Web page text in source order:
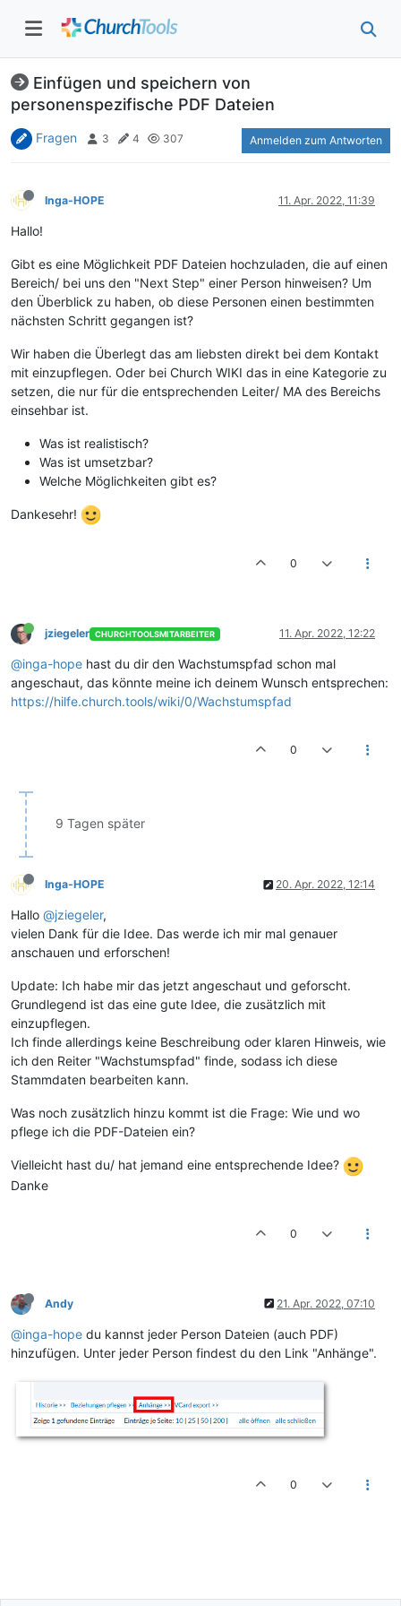
Einfügen und speichern von
personenspezifische PDF Dateien
Fragen 3 4 307 Anmelden zum Antworten
Inga-HOPE 11. Apr. 2022, 11:39
Hallo!
Gibt es eine Möglichkeit PDF Dateien hochzuladen, die auf einen
Bereich/ bei uns den "Next Step" einer Person hinweisen? Um
den Überblick zu haben, ob diese Personen einen bestimmten
nächsten Schritt gegangen ist?
Wir haben die Überlegt das am liebsten direkt bei dem Kontakt
mit einzupflegen. Oder bei Church WIKI das in eine Kategorie zu
setzen, die nur für die entsprechenden Leiter/ MA des Bereichs
einsehbar ist.
Was ist realistisch?
Was ist umsetzbar?
Welche Möglichkeiten gibt es?
Dankesehr!
0
jziegeler CHURCHTOOLSMITARBEITER 11. Apr. 2022, 12:22
@inga-hope hast du dir den Wachstumspfad schon mal
angeschaut, das könnte meine ich deinem Wunsch entsprechen:
https://hilfe.church.tools/wiki/0/Wachstumspfad
0
9 Tagen später
Inga-HOPE 20. Apr. 2022, 12:14
Hallo @jziegeler,
vielen Dank für die Idee. Das werde ich mir mal genauer
anschauen und erforschen!
Update: Ich habe mir das jetzt angeschaut und geforscht.
Grundlegend ist das eine gute Idee, die zusätzlich mit
einzupflegen.
Ich finde allerdings keine Beschreibung oder klaren Hinweis, wie
ich den Reiter "Wachstumspfad" finde, sodass ich diese
Stammdaten bearbeiten kann.
Was noch zusätzlich hinzu kommt ist die Frage: Wie und wo
pflege ich die PDF-Dateien ein?
Vielleicht hast du/ hat jemand eine entsprechende Idee?
Danke
0
Andy 21. Apr. 2022, 07:10
@inga-hope du kannst jeder Person Dateien (auch PDF)
hinzufügen. Unter jeder Person findest du den Link "Anhänge".
0